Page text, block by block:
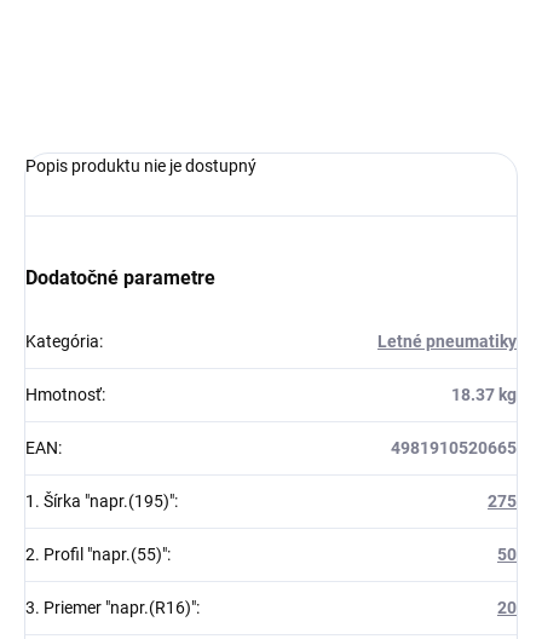
Popis produktu nie je dostupný
Dodatočné parametre
Kategória: Letné pneumatiky
Hmotnosť: 18.37 kg
EAN: 4981910520665
1. Šírka "napr.(195)": 275
2. Profil "napr.(55)": 50
3. Priemer "napr.(R16)": 20